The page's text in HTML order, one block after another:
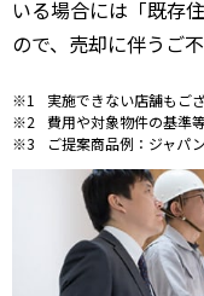
いる場合には「既存
ので、売却に伴うご
実施できない店舗もござ
費用や対象物件の基準
ご提案商品例：ジャパ